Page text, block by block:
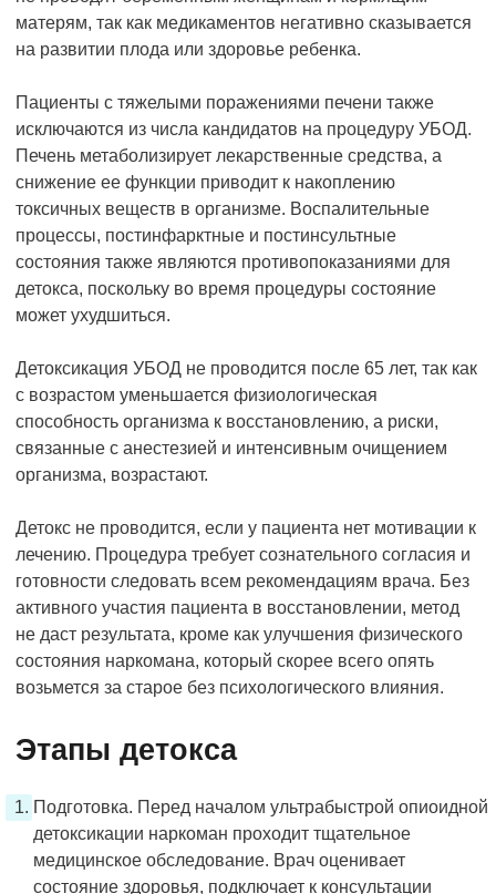
матерям, так как медикаментов негативно сказывается
на развитии плода или здоровье ребенка.
Пациенты с тяжелыми поражениями печени также
исключаются из числа кандидатов на процедуру УБОД.
Печень метаболизирует лекарственные средства, а
снижение ее функции приводит к накоплению
токсичных веществ в организме. Воспалительные
процессы, постинфарктные и постинсультные
состояния также являются противопоказаниями для
детокса, поскольку во время процедуры состояние
может ухудшиться.
Детоксикация УБОД не проводится после 65 лет, так как
с возрастом уменьшается физиологическая
способность организма к восстановлению, а риски,
связанные с анестезией и интенсивным очищением
организма, возрастают.
Детокс не проводится, если у пациента нет мотивации к
лечению. Процедура требует сознательного согласия и
готовности следовать всем рекомендациям врача. Без
активного участия пациента в восстановлении, метод
не даст результата, кроме как улучшения физического
состояния наркомана, который скорее всего опять
возьмется за старое без психологического влияния.
Этапы детокса
Подготовка. Перед началом ультрабыстрой опиоидной
детоксикации наркоман проходит тщательное
медицинское обследование. Врач оценивает
состояние здоровья, подключает к консультации